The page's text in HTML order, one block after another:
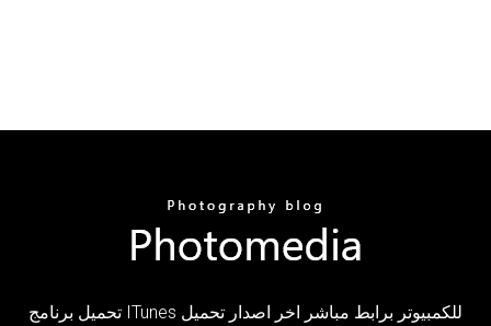
تحميل برنامج ITunes للكمبيوتر برابط مباشر اخر اصدار تحميل